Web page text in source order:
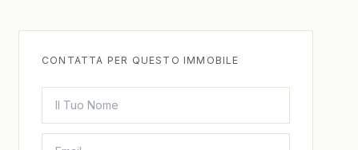
CONTATTA PER QUESTO IMMOBILE